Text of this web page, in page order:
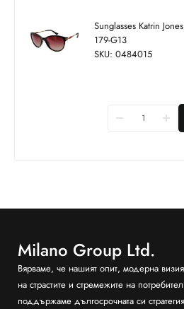
Sunglasses Katrin
179-G13
SKU: 0484015
Milano Group Ltd.
Вярваме, че нашият опит, модерна
на страстите и стремежите на
поддържаме дългосрочната си